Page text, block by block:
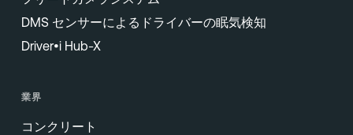
DMS センサーによるドライバーの眠気検知
Driver•i Hub-X
業界
コンクリート